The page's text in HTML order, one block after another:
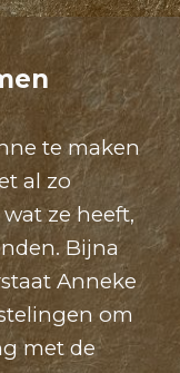
te maken
al zo
ze heeft,
Bijna
Anneke
om
met de